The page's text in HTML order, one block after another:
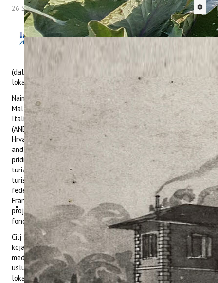
26 Studeni 2021 Hitova: 3455
Dana 25. studenog 2021. u
Memoranduma o razumijevanju
(dalje u tekstu Memorandum) projekta
ConsumeLess Plus
lokalnim dionicima.
Naime, dana 1. lipnja 2021. Agencija za energiju i vodu vlade
Malte (vodeći partner) u suradnji s Ambiente Italia srl –
Italija; Larnaca-Famagusta District Development Agency –
(ANETEL) - Cipar; Institutom za poljoprivredu i turizam -
Hrvatska; Gradom Kotor - Crna Gora; Chamber of Commerce
and Industry Nice Côte d’Azur – Francuska te uključujući
pridružene partnere Istarsku županiju - Upravni odjel za
turizam - Hrvatska; turističku zajednicu Larnaka - Cipar;
turističku organizaciju Kotor - Crna Gora; regionalnu
federaciju turističkih ureda Provence-Alpes-Côte-d'Azur-
Francuska i Upravu za turizam Malte započele su provedbu
projekta CONSUME-LESS PLUS, sufinanciranog iz Europskog
fonda za regionalni razvoj u okviru programa Interreg MED.
Cilj projekta je pokazati da je ConsumeLess destinacija ona,
koja uključenjem u realizaciju projekta postaje dio
mediteranske zajednice, koja valorizira prirodne resurse,
usluge ekosustava, kulturnu baštinu te se usredotočuje na
lokalno gospodarstvo i zajednicu. Takva destinacija teži